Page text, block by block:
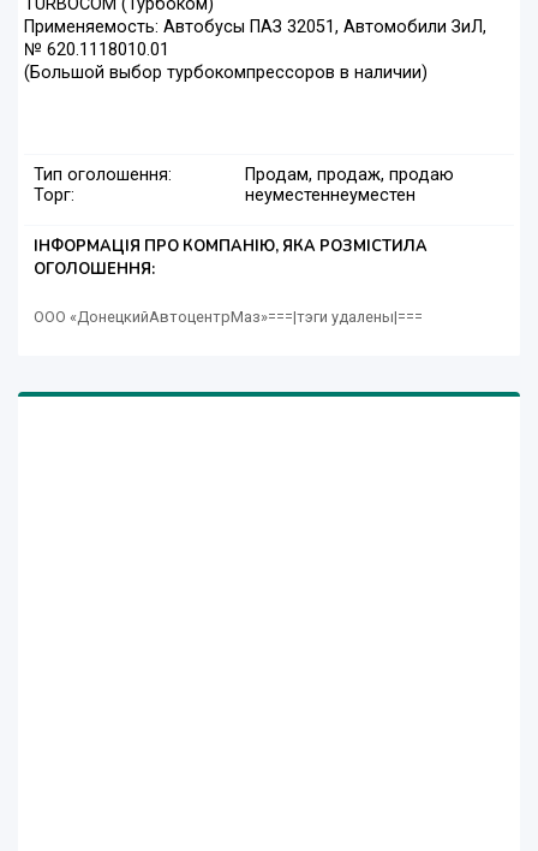
TURBOCOM (Турбоком)
Применяемость: Автобусы ПАЗ 32051, Автомобили ЗиЛ,
№ 620.1118010.01
(Большой выбор турбокомпрессоров в наличии)
Тип оголошення:
Продам, продаж, продаю
Торг:
неуместеннеуместен
ІНФОРМАЦІЯ ПРО КОМПАНІЮ, ЯКА РОЗМІСТИЛА
ОГОЛОШЕННЯ:
ООО «ДонецкийАвтоцентрМаз»===|тэги удалены|===